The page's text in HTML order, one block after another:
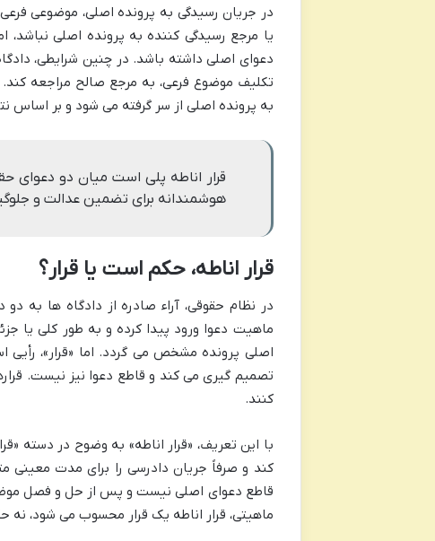
در جریان رسیدگی به پرونده اصلی، موضوعی
یا مرجع رسیدگی کننده به پرونده اصلی
دعوای اصلی داشته باشد. در چنین شرایطی،
تکلیف موضوع فرعی، به مرجع صالح مراجعه
به پرونده اصلی از سر گرفته می شود و بر
قرار اناطه پلی است میان دو دعوای
هوشمندانه برای تضمین عدالت و
قرار اناطه، حکم است یا قرار؟
در نظام حقوقی، آراء صادره از دادگاه ها به
ماهیت دعوا ورود پیدا کرده و به طور کلی یا
اصلی پرونده مشخص می گردد. اما «قرار»،
تصمیم گیری می کند و قاطع دعوا نیز نیست.
کنند.
با این تعریف، «قرار اناطه» به وضوح در دسته
کند و صرفاً جریان دادرسی را برای مدت معینی
قاطع دعوای اصلی نیست و پس از حل و فصل موضوع
ماهیتی، قرار اناطه یک قرار محسوب می شود، نه